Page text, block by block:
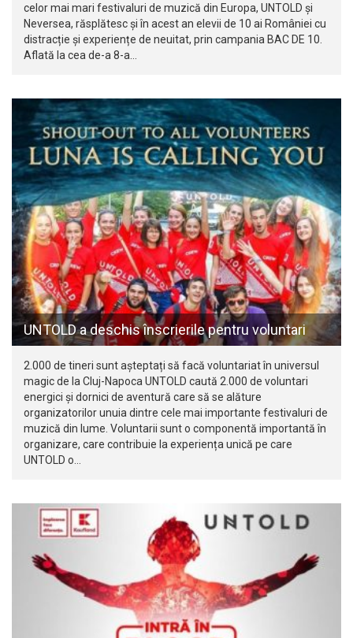
celor mai mari festivaluri de muzică din Europa, UNTOLD și
Neversea, răsplătesc și în acest an elevii de 10 ai României cu
distracție și experiențe de neuitat, prin campania BAC DE 10.
Aflată la cea de-a 8-a…
UNTOLD a deschis înscrierile pentru voluntari
2.000 de tineri sunt așteptați să facă voluntariat în universul
magic de la Cluj-Napoca UNTOLD caută 2.000 de voluntari
energici și dornici de aventură care să se alăture
organizatorilor unuia dintre cele mai importante festivaluri de
muzică din lume. Voluntarii sunt o componentă importantă în
organizare, care contribuie la experiența unică pe care
UNTOLD o…